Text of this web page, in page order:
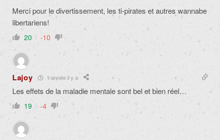
Merci pour le divertissement, les ti-pirates et autres wannabe
libertariens!
20 -10
Lajoy 1 année il y a
Les effets de la maladie mentale sont bel et bien réel…
19 -4